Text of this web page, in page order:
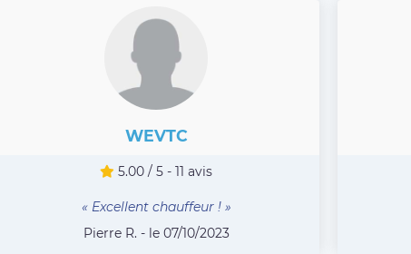
WEVTC
5.00 / 5 - 11 avis
« Excellent chauffeur ! »
Pierre R. - le 07/10/2023